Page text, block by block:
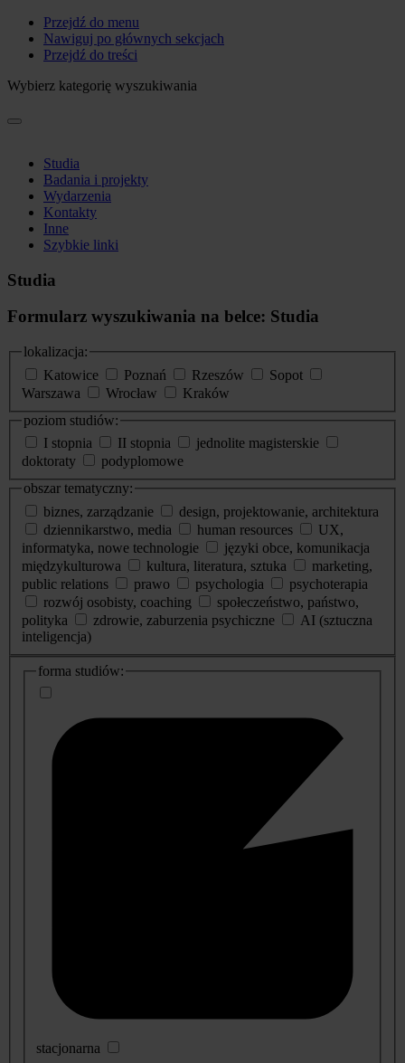
Przejdź do menu
Nawiguj po głównych sekcjach
Przejdź do treści
Wybierz kategorię wyszukiwania
Studia
Badania i projekty
Wydarzenia
Kontakty
Inne
Szybkie linki
Studia
Formularz wyszukiwania na belce: Studia
lokalizacja:
Katowice
Poznań Rzeszów
Sopot
Warszawa
Wrocław
Kraków
poziom studiów:
I stopnia
II stopnia
jednolite magisterskie
doktoraty
podyplomowe
obszar tematyczny:
biznes, zarządzanie
design, projektowanie, architektura
dziennikarstwo, media
human resources
UX,
informatyka, nowe technologie
języki obce, komunikacja
międzykulturowa
kultura, literatura, sztuka
marketing,
public relations
prawo psychologia
psychoterapia
rozwój osobisty, coaching
społeczeństwo, państwo,
polityka
zdrowie, zaburzenia psychiczne
AI (sztuczna
inteligencja)
dodatkowe
informacje
forma studiów:
stacjonarna